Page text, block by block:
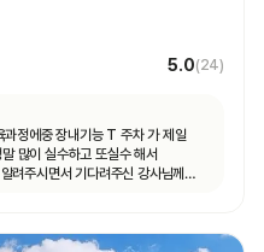
5.0(24)
정에중 장내기능 T 주차 가 제일
많이 실수하고 또실수 해서
려주시면서 기다려주신 강사님께